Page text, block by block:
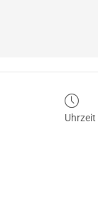
Uhrzeit